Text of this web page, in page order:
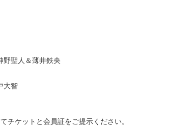
野聖人＆薄井鉄央
大智
チケットと会員証をご提示ください。